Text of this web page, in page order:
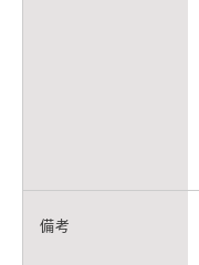
備考